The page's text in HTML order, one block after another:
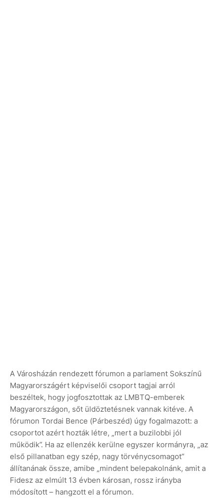
A Városházán rendezett fórumon a parlament Sokszínű
Magyarországért képviselői csoport tagjai arról
beszéltek, hogy jogfosztottak az LMBTQ-emberek
Magyarországon, sőt üldöztetésnek vannak kitéve. A
fórumon Tordai Bence (Párbeszéd) úgy fogalmazott: a
csoportot azért hozták létre, „mert a buzilobbi jól
működik”. Ha az ellenzék kerülne egyszer kormányra, „az
első pillanatban egy szép, nagy törvénycsomagot”
állítanának össze, amibe „mindent belepakolnánk, amit a
Fidesz az elmúlt 13 évben károsan, rossz irányba
módosított – hangzott el a fórumon.